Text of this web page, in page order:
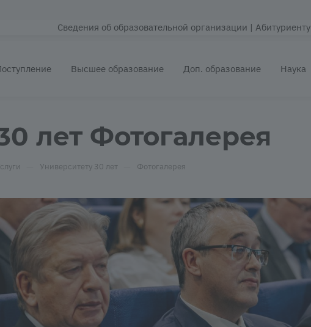
Сведения об образовательной организации | Абитуриенту
Высшее образование Доп. образование Наука
лет Фотогалерея
Университету 30 лет Фотогалерея